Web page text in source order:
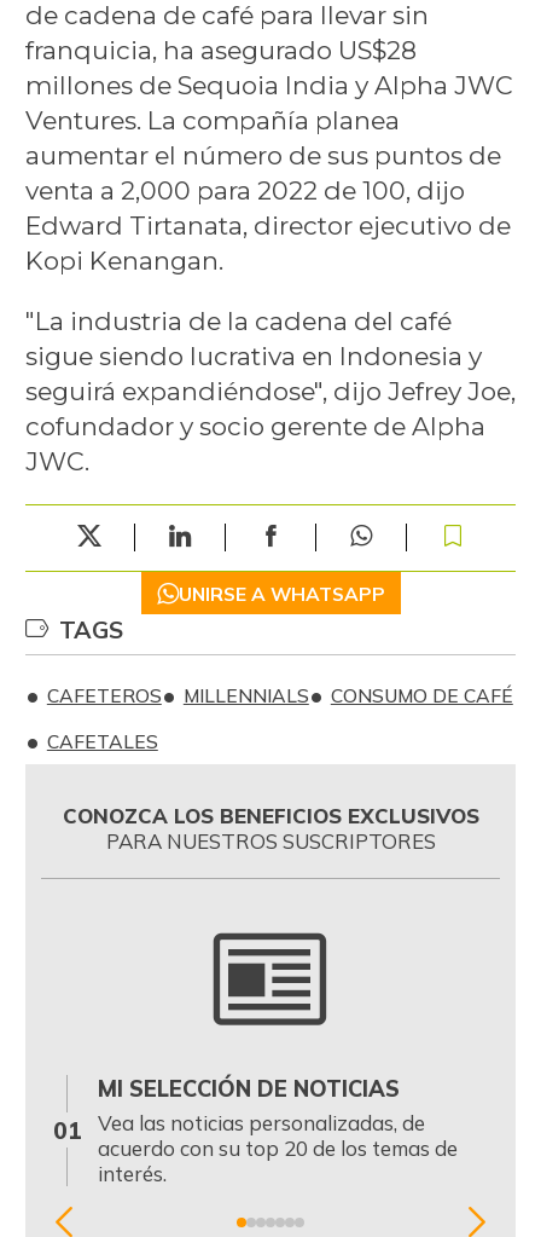
de cadena de café para llevar sin
franquicia, ha asegurado US$28
millones de Sequoia India y Alpha JWC
Ventures. La compañía planea
aumentar el número de sus puntos de
venta a 2,000 para 2022 de 100, dijo
Edward Tirtanata, director ejecutivo de
Kopi Kenangan.
"La industria de la cadena del café
sigue siendo lucrativa en Indonesia y
seguirá expandiéndose", dijo Jefrey Joe,
cofundador y socio gerente de Alpha
JWC.
UNIRSE A WHATSAPP
TAGS
CAFETEROS MILLENNIALS
CONSUMO DE CAFÉ
CAFETALES
CONOZCA LOS BENEFICIOS EXCLUSIVOS
PARA NUESTROS SUSCRIPTORES
01
MI SELECCIÓN DE NOTICIAS
Vea las noticias personalizadas, de
acuerdo con su top 20 de los temas de
interés.
Item